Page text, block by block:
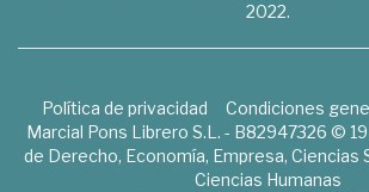
2022.
Política de privacidad Condiciones
Marcial Pons Librero S.L. - B82947326 ©
de Derecho, Economía, Empresa, Ciencias
Ciencias Humanas